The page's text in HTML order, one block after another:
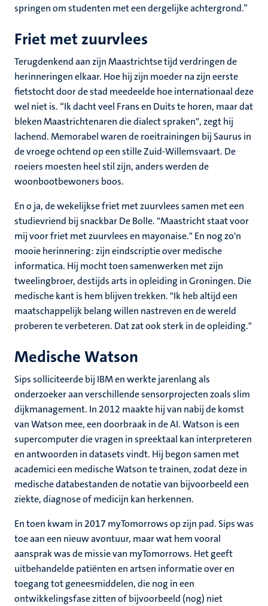
springen om studenten met een dergelijke achtergrond.”
Friet met zuurvlees
Terugdenkend aan zijn Maastrichtse tijd verdringen de
herinneringen elkaar. Hoe hij zijn moeder na zijn eerste
fietstocht door de stad meedeelde hoe internationaal deze
wel niet is. “Ik dacht veel Frans en Duits te horen, maar dat
bleken Maastrichtenaren die dialect spraken", zegt hij
lachend. Memorabel waren de roeitrainingen bij Saurus in
de vroege ochtend op een stille Zuid-Willemsvaart. De
roeiers moesten heel stil zijn, anders werden de
woonbootbewoners boos.
En o ja, de wekelijkse friet met zuurvlees samen met een
studievriend bij snackbar De Bolle. "Maastricht staat voor
mij voor friet met zuurvlees en mayonaise." En nog zo'n
mooie herinnering: zijn eindscriptie over medische
informatica. Hij mocht toen samenwerken met zijn
tweelingbroer, destijds arts in opleiding in Groningen. Die
medische kant is hem blijven trekken. "Ik heb altijd een
maatschappelijk belang willen nastreven en de wereld
proberen te verbeteren. Dat zat ook sterk in de opleiding."
Medische Watson
Sips solliciteerde bij IBM en werkte jarenlang als
onderzoeker aan verschillende sensorprojecten zoals slim
dijkmanagement. In 2012 maakte hij van nabij de komst
van Watson mee, een doorbraak in de AI. Watson is een
supercomputer die vragen in spreektaal kan interpreteren
en antwoorden in datasets vindt. Hij begon samen met
academici een medische Watson te trainen, zodat deze in
medische databestanden de notatie van bijvoorbeeld een
ziekte, diagnose of medicijn kan herkennen.
En toen kwam in 2017 myTomorrows op zijn pad. Sips was
toe aan een nieuw avontuur, maar wat hem vooral
aansprak was de missie van myTomorrows. Het geeft
uitbehandelde patiënten en artsen informatie over en
toegang tot geneesmiddelen, die nog in een
ontwikkelingsfase zitten of bijvoorbeeld (nog) niet